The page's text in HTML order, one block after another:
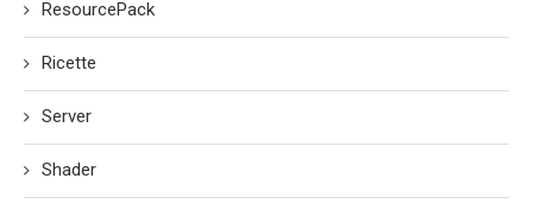
ResourcePack
Ricette
Server
Shader